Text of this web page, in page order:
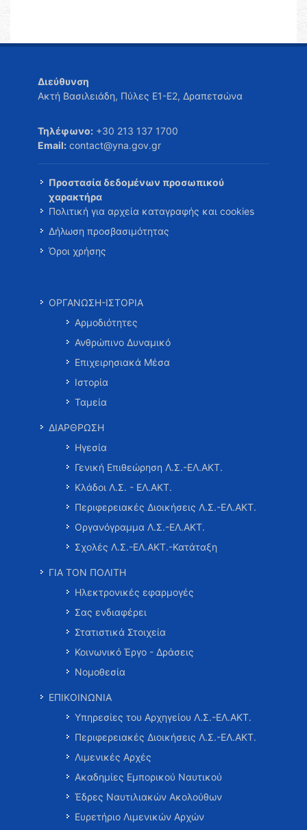
Διεύθυνση
Ακτή Βασιλειάδη, Πύλες Ε1-Ε2, Δραπετσώνα
Τηλέφωνο: +30 213 137 1700
Email: contact@yna.gov.gr
Προστασία δεδομένων προσωπικού
χαρακτήρα
Πολιτική για αρχεία καταγραφής και cookies
Δήλωση προσβασιμότητας
Όροι χρήσης
ΟΡΓΑΝΩΣΗ-ΙΣΤΟΡΙΑ
Αρμοδιότητες
Ανθρώπινο Δυναμικό
Επιχειρησιακά Μέσα
Ιστορία
Ταμεία
ΔΙΑΡΘΡΩΣΗ
Ηγεσία
Γενική Επιθεώρηση Λ.Σ.-ΕΛ.ΑΚΤ.
Κλάδοι Λ.Σ. - ΕΛ.ΑΚΤ.
Περιφερειακές Διοικήσεις Λ.Σ.-ΕΛ.ΑΚΤ.
Οργανόγραμμα Λ.Σ.-ΕΛ.ΑΚΤ.
Σχολές Λ.Σ.-ΕΛ.ΑΚΤ.-Κατάταξη
ΓΙΑ ΤΟΝ ΠΟΛΙΤΗ
Ηλεκτρονικές εφαρμογές
Σας ενδιαφέρει
Στατιστικά Στοιχεία
Κοινωνικό Έργο - Δράσεις
Νομοθεσία
ΕΠΙΚΟΙΝΩΝΙΑ
Υπηρεσίες του Αρχηγείου Λ.Σ.-ΕΛ.ΑΚΤ.
Περιφερειακές Διοικήσεις Λ.Σ.-ΕΛ.ΑΚΤ.
Λιμενικές Αρχές
Ακαδημίες Εμπορικού Ναυτικού
Έδρες Ναυτιλιακών Ακολούθων
Ευρετήριο Λιμενικών Αρχών